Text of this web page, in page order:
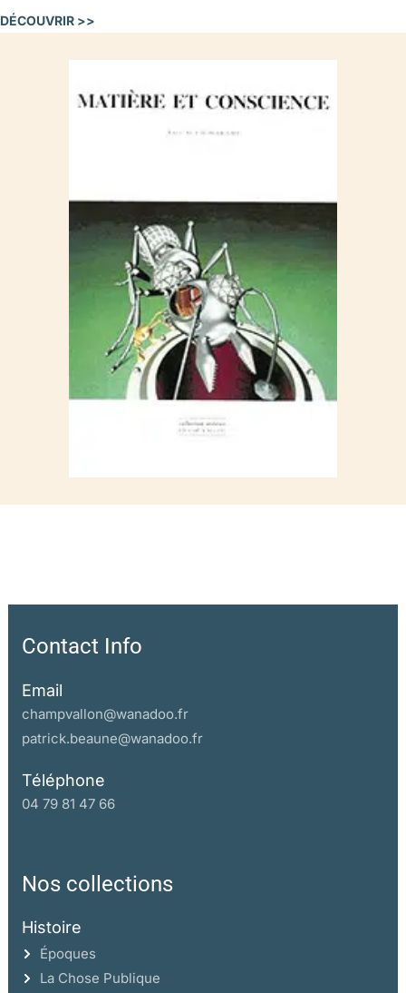
DÉCOUVRIR >>
Contact Info
Email
champvallon@wanadoo.fr
patrick.beaune@wanadoo.fr
Téléphone
04 79 81 47 66
Nos collections
Histoire
Époques
La Chose Publique